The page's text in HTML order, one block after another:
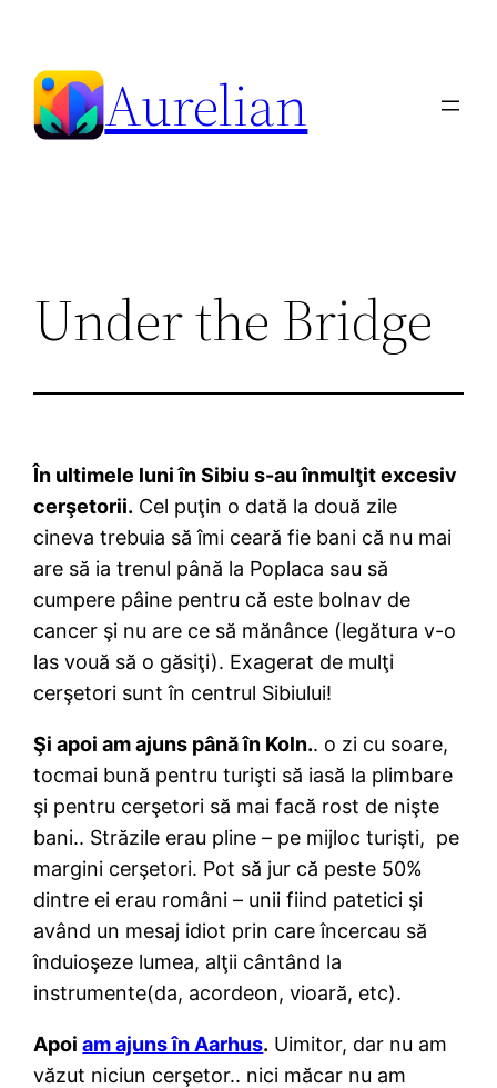
content
Aurelian
Under the Bridge
În ultimele luni în Sibiu s-au înmulţit excesiv
cerşetorii. Cel puţin o dată la două zile
cineva trebuia să îmi ceară fie bani că nu mai
are să ia trenul până la Poplaca sau să
cumpere pâine pentru că este bolnav de
cancer şi nu are ce să mănânce (legătura v-o
las vouă să o găsiţi). Exagerat de mulţi
cerşetori sunt în centrul Sibiului!
Şi apoi am ajuns până în Koln.. o zi cu soare,
tocmai bună pentru turişti să iasă la plimbare
şi pentru cerşetori să mai facă rost de nişte
bani.. Străzile erau pline – pe mijloc turişti, pe
margini cerşetori. Pot să jur că peste 50%
dintre ei erau români – unii fiind patetici şi
având un mesaj idiot prin care încercau să
înduioşeze lumea, alţii cântând la
instrumente(da, acordeon, vioară, etc).
Apoiam ajuns în Aarhus. Uimitor, dar nu am
văzut niciun cerşetor.. nici măcar nu am